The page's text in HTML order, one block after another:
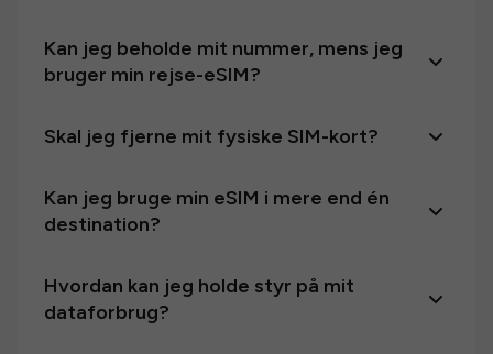
Kan jeg beholde mit nummer, mens jeg
bruger min rejse-eSIM?
Skal jeg fjerne mit fysiske SIM-kort?
Kan jeg bruge min eSIM i mere end én
destination?
Hvordan kan jeg holde styr på mit
dataforbrug?